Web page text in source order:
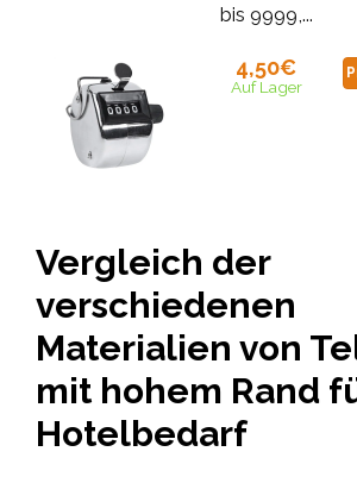
bis 9999,...
4,50€
Auf Lager
Vergleich der
verschiedenen
Materialien von
mit hohem Rand
Hotelbedarf